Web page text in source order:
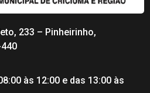
233 – Pinheirinho,
às 12:00 e das 13:00 às